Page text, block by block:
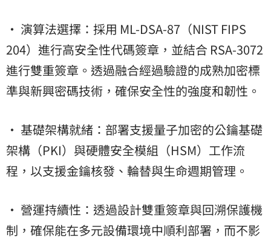
• 演算法選擇：採用 ML-DSA-87（NIST FIPS
204）進行高安全性代碼簽章，並結合 RSA-3072
進行雙重簽章。透過融合經過驗證的成熟加密標
準與新興密碼技術，確保安全性的強度和韌性。
• 基礎架構就緒：部署支援量子加密的公鑰基礎
架構（PKI）與硬體安全模組（HSM）工作流
程，以支援金鑰核發、輪替與生命週期管理。
• 營運持續性：透過設計雙重簽章與回溯保護機
制，確保能在多元設備環境中順利部署，而不影